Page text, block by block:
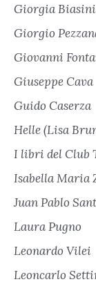
Giorgia Biasini
Giorgio
Giovanni
Giuseppe Cava
Guido Caserza
Helle (Lisa
I libri del Club
Isabella Maria
Juan Pablo
Laura Pugno
Leonardo Vilei
Leoncarlo